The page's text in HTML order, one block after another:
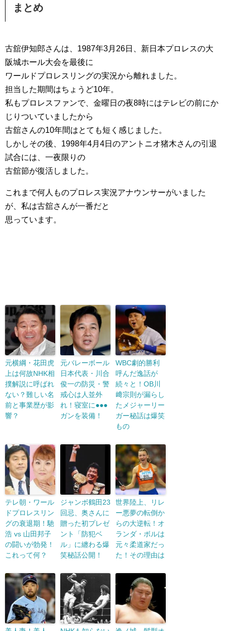
まとめ
古舘伊知郎さんは、1987年3月26日、新日本プロレスの大
阪城ホール大会を最後に
ワールドプロレスリングの実況から離れました。
担当した期間はちょうど10年。
私もプロレスファンで、金曜日の夜8時にはテレビの前にか
じりついていましたから
古舘さんの10年間はとても短く感じました。
しかしその後、1998年4月4日のアントニオ猪木さんの引退
試合には、一夜限りの
古舘節が復活しました。
これまで何人ものプロレス実況アナウンサーがいました
が、私は古舘さんが一番だと
思っています。
元横綱・花田虎
上は何故NHK相
撲解説に呼ばれ
ない？難しい名
前と事業歴が影
響？
元バレーボール
日本代表・川合
俊一の防災・警
戒心は人並外
れ！寝室に●●●
ガンを装備！
WBC劇的勝利
呼んだ逸話が
続々と！OB川
﨑宗則が漏らし
たメジャーリー
ガー秘話は爆笑
もの
テレ朝・ワール
ドプロレスリン
グの衰退期！馳
浩 vs 山田邦子
の闘いが勃発！
これって何？
ジャンボ鶴田23
回忌、奥さんに
贈った初プレゼ
ント「防犯ベ
ル」に纏わる爆
笑秘話公開！
世界陸上、リレ
ー悪夢の転倒か
らの大逆転！オ
ランダ・ボルは
元々柔道家だっ
た！その理由は